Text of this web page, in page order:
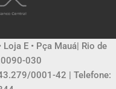
E • Pça Mauá| Rio de
030
0001-42 | Telefone: